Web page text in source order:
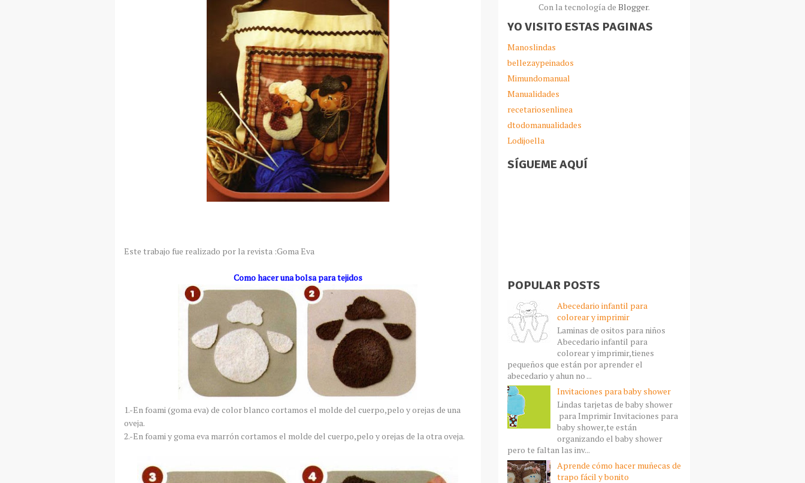
Este trabajo fue realizado por la revista :Goma Eva
Como hacer una bolsa para tejidos
1.-En foami (goma eva) de color blanco cortamos el molde del cuerpo,pelo y orejas de una
oveja.
2.-En foami y goma eva marrón cortamos el molde del cuerpo,pelo y orejas de la otra oveja.
Con la tecnología de Blogger.
YO VISITO ESTAS PAGINAS
Manoslindas
bellezaypeinados
Mimundomanual
Manualidades
recetariosenlinea
dtodomanualidades
Lodijoella
SÍGUEME AQUÍ
POPULAR POSTS
Abecedario infantil para
colorear y imprimir
Laminas de ositos para niños
Abecedario infantil para
colorear y imprimir,tienes
pequeños que están por aprender el
abecedario y ahun no ...
Invitaciones para baby shower
Lindas tarjetas de baby shower
para Imprimir Invitaciones para
baby shower,te están
organizando el baby shower
pero te faltan las inv...
Aprende cómo hacer muñecas de
trapo fácil y bonito